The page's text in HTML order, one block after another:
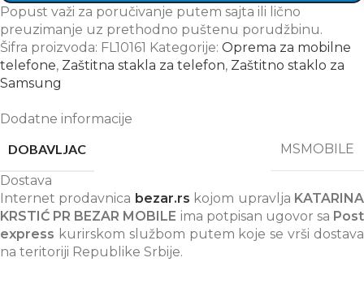
Popust važi za poručivanje putem sajta ili lično
preuzimanje uz prethodno puštenu porudžbinu.
Šifra proizvoda: FL10161 Kategorije: Oprema za mobilne
telefone, Zaštitna stakla za telefon, Zaštitno staklo za
Samsung
Dodatne informacije
DOBAVLJAC
MSMOBILE
Dostava
Internet prodavnica bezar.rs kojom upravlja KATARINA
KRSTIĆ PR BEZAR MOBILE ima potpisan ugovor sa Post
express kurirskom službom putem koje se vrši dostava
na teritoriji Republike Srbije.